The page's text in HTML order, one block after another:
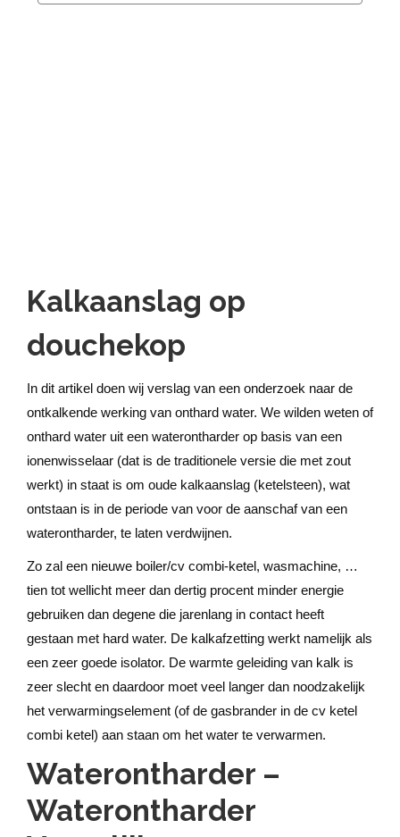
Kalkaanslag op
douchekop
In dit artikel doen wij verslag van een onderzoek naar de
ontkalkende werking van onthard water. We wilden weten of
onthard water uit een waterontharder op basis van een
ionenwisselaar (dat is de traditionele versie die met zout
werkt) in staat is om oude kalkaanslag (ketelsteen), wat
ontstaan is in de periode van voor de aanschaf van een
waterontharder, te laten verdwijnen.
Zo zal een nieuwe boiler/cv combi-ketel, wasmachine, …
tien tot wellicht meer dan dertig procent minder energie
gebruiken dan degene die jarenlang in contact heeft
gestaan met hard water. De kalkafzetting werkt namelijk als
een zeer goede isolator. De warmte geleiding van kalk is
zeer slecht en daardoor moet veel langer dan noodzakelijk
het verwarmingselement (of de gasbrander in de cv ketel
combi ketel) aan staan om het water te verwarmen.
Waterontharder –
Waterontharder